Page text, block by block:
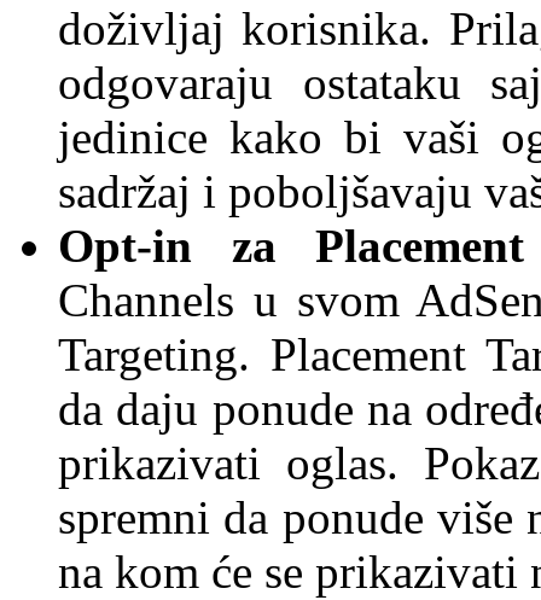
doživljaj korisnika.
odgovaraju ostataku
jedinice kako bi vaši
sadržaj i poboljšavaju
Opt-in za
Channels u svom
Targeting. Placement
da daju ponude na
prikazivati oglas.
spremni da ponude više
na kom će se prikazivati